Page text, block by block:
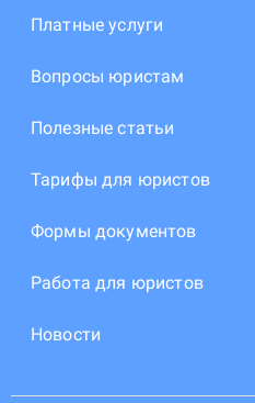
Платные услуги
Вопросы юристам
Полезные статьи
Тарифы для юристов
Формы документов
Работа для юристов
Новости